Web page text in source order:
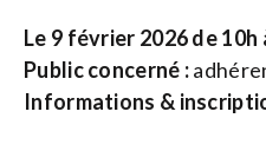
Le 9 février 2026 de
Public concerné :
Informations &